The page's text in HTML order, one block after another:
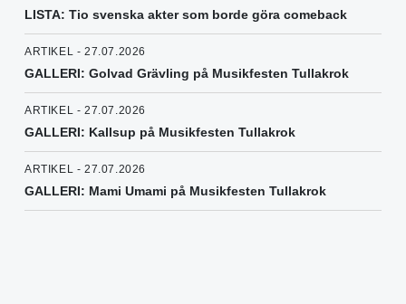
LISTA: Tio svenska akter som borde göra comeback
ARTIKEL - 27.07.2026
GALLERI: Golvad Grävling på Musikfesten Tullakrok
ARTIKEL - 27.07.2026
GALLERI: Kallsup på Musikfesten Tullakrok
ARTIKEL - 27.07.2026
GALLERI: Mami Umami på Musikfesten Tullakrok